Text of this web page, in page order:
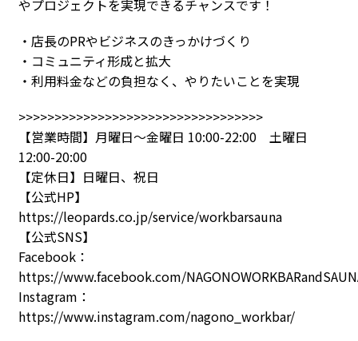
やプロジェクトを実現できるチャンスです！
・店長のPRやビジネスのきっかけづくり
・コミュニティ形成と拡大
・利用料金などの負担なく、やりたいことを実現
>>>>>>>>>>>>>>>>>>>>>>>>>>>>>>>>>>
【営業時間】月曜日〜金曜日 10:00-22:00 土曜日
12:00-20:00
【定休日】日曜日、祝日
【公式HP】
https://leopards.co.jp/service/workbarsauna
【公式SNS】
Facebook：
https://www.facebook.com/
Instagram：
https://www.instagram.com/nagono_workbar/